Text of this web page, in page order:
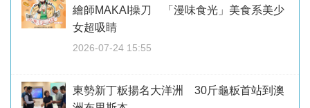
繪師MAKAI操刀 「漫味食光」美食系美少
女超吸睛
2026-07-24 15:55
東勢新丁粄揚名大洋洲 30斤龜粄首站到澳